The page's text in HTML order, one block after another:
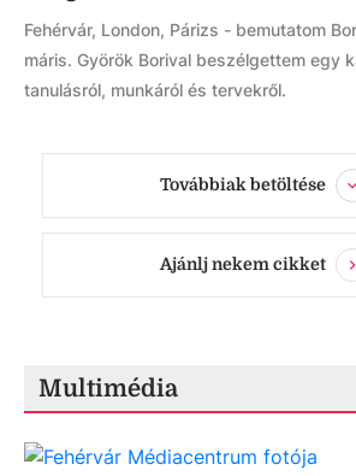
Fehérvár, London, Párizs - bemutatom
máris. Györök Borival beszélgettem egy
tanulásról, munkáról és tervekről.
Továbbiak betöltése
Ajánlj nekem cikket
Multimédia